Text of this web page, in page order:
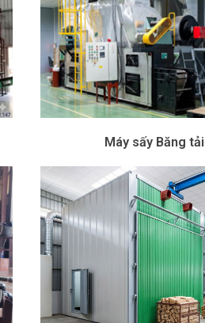
Máy sấy Băng tải